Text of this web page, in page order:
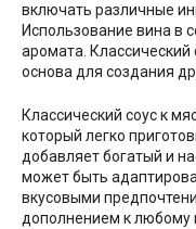
включать различные
Использование вина в
аромата. Классический
основа для создания
Классический соус к
который легко
добавляет богатый и
может быть
вкусовыми
дополнением к любому